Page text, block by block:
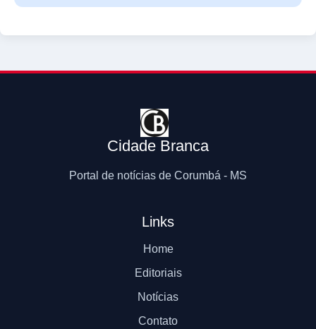
Cidade Branca
Portal de notícias de Corumbá - MS
Links
Home
Editoriais
Notícias
Contato